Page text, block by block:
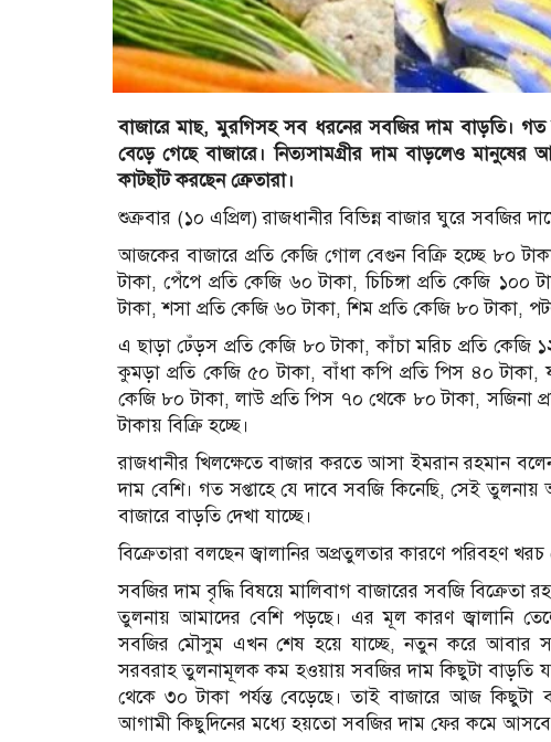
বাজারে মাছ, মুরগিসহ সব ধরনের সবজির দাম বাড়তি।
বেড়ে গেছে বাজারে। নিত্যসামগ্রীর দাম বাড়লেও
কাটছাঁট করছেন ক্রেতারা।
শুক্রবার (১০ এপ্রিল) রাজধানীর বিভিন্ন বাজার ঘুরে সবজির
আজকের বাজারে প্রতি কেজি গোল বেগুন বিক্রি হচ্ছে ৮০
টাকা, পেঁপে প্রতি কেজি ৬০ টাকা, চিচিঙ্গা প্রতি কেজি
টাকা, শসা প্রতি কেজি ৬০ টাকা, শিম প্রতি কেজি ৮০ টাকা,
এ ছাড়া ঢেঁড়স প্রতি কেজি ৮০ টাকা, কাঁচা মরিচ প্রতি কেজি
কুমড়া প্রতি কেজি ৫০ টাকা, বাঁধা কপি প্রতি পিস ৪০
কেজি ৮০ টাকা, লাউ প্রতি পিস ৭০ থেকে ৮০ টাকা, সজিনা
টাকায় বিক্রি হচ্ছে।
রাজধানীর খিলক্ষেতে বাজার করতে আসা ইমরান রহমান
দাম বেশি। গত সপ্তাহে যে দাবে সবজি কিনেছি, সেই
বাজারে বাড়তি দেখা যাচ্ছে।
বিক্রেতারা বলছেন জ্বালানির অপ্রতুলতার কারণে পরিবহণ
সবজির দাম বৃদ্ধি বিষয়ে মালিবাগ বাজারের সবজি
তুলনায় আমাদের বেশি পড়ছে। এর মূল কারণ জ্বালানি
সবজির মৌসুম এখন শেষ হয়ে যাচ্ছে, নতুন করে আবার
সরবরাহ তুলনামূলক কম হওয়ায় সবজির দাম কিছুটা বাড়তি
থেকে ৩০ টাকা পর্যন্ত বেড়েছে। তাই বাজারে আজ
আগামী কিছুদিনের মধ্যে হয়তো সবজির দাম ফের কমে